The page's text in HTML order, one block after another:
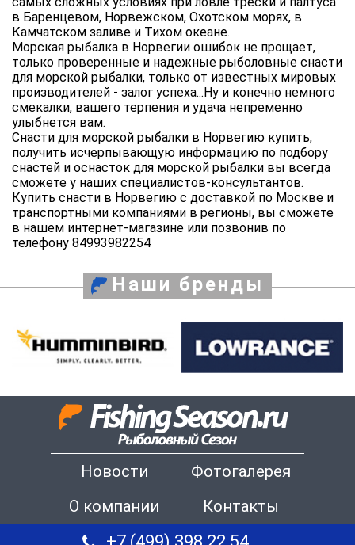
в Баренцевом, Норвежском, Охотском морях, в
Камчатском заливе и Тихом океане.
Морская рыбалка в Норвегии ошибок не прощает,
только проверенные и надежные рыболовные снасти
для морской рыбалки, только от известных мировых
производителей - залог успеха...Ну и конечно немного
смекалки, вашего терпения и удача непременно
улыбнется вам.
Снасти для морской рыбалки в Норвегию купить,
получить исчерпывающую информацию по подбору
снастей и оснасток для морской рыбалки вы всегда
сможете у наших специалистов-консультантов.
Купить снасти в Норвегию с доставкой по Москве и
транспортными компаниями в регионы, вы сможете
в нашем интернет-магазине или позвонив по
телефону 84993982254
Наши бренды
Новости
Фотогалерея
О компании
Контакты